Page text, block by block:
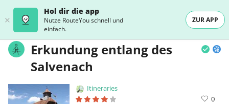
Hol dir die app
Nutze RouteYou schnell und
einfach.
ZUR APP
Erkundung entlang des
Salvenach
Itineraries
0